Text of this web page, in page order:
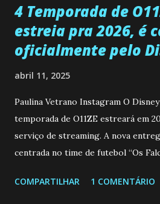
4 Temporada de
estreia pra 2026, é
oficialmente pelo
abril 11, 2025
Paulina Vetrano Instagram O
temporada de O11ZE estreará em
serviço de streaming. A nova
centrada no time de futebol “Os
Brum (Dedé), que voltam a
COMPARTILHAR 1 COMENTÁRIO